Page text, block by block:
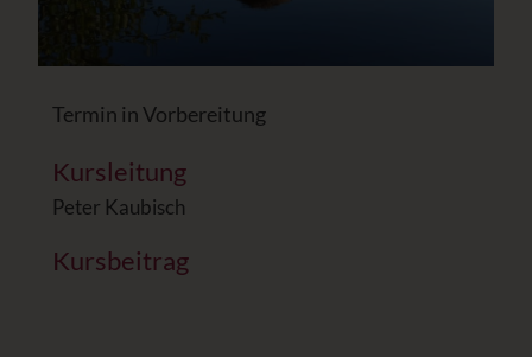
Termin in Vorbereitung
Kursleitung
Peter Kaubisch
Kursbeitrag